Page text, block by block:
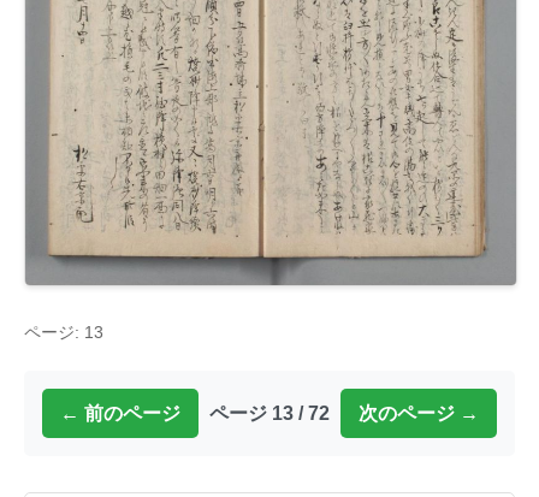
ページ: 13
← 前のページ ページ 13 / 72 次のページ →